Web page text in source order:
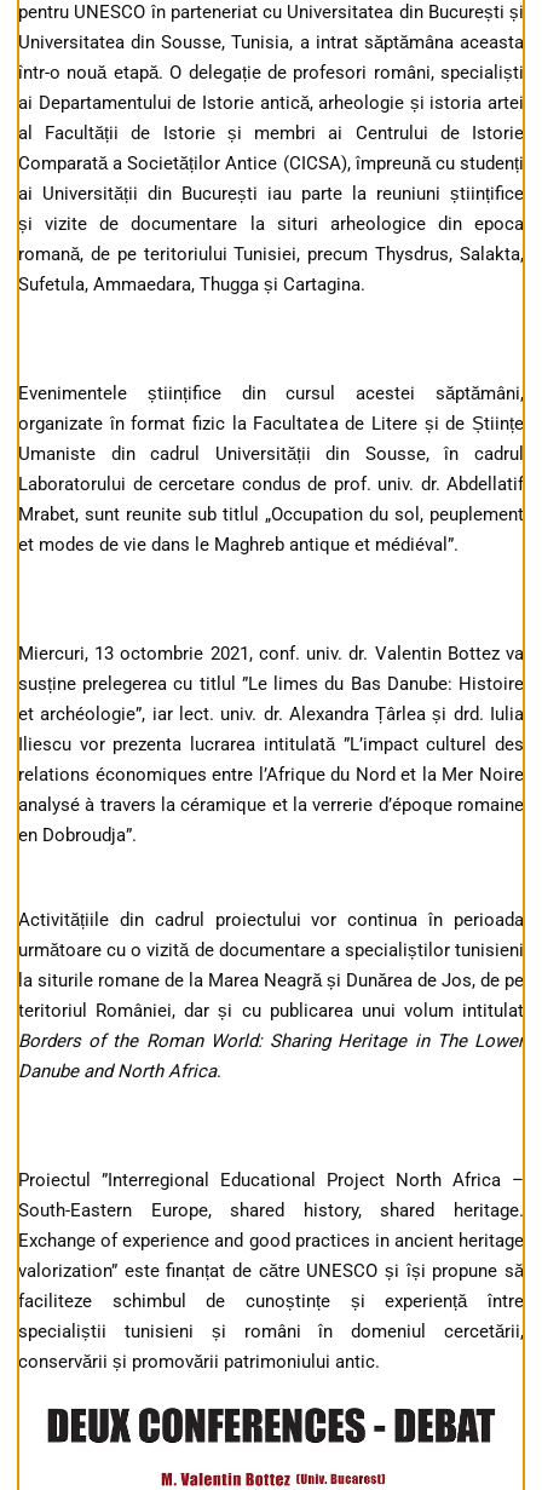
pentru UNESCO în parteneriat cu Universitatea din București și
Universitatea din Sousse, Tunisia, a intrat săptămâna aceasta
într-o nouă etapă. O delegație de profesori români, specialiști
ai Departamentului de Istorie antică, arheologie și istoria artei
al Facultății de Istorie și membri ai Centrului de Istorie
Comparată a Societăților Antice (CICSA), împreună cu studenți
ai Universității din București iau parte la reuniuni științifice
și vizite de documentare la situri arheologice din epoca
romană, de pe teritoriului Tunisiei, precum Thysdrus, Salakta,
Sufetula, Ammaedara, Thugga și Cartagina.
Evenimentele științifice din cursul acestei săptămâni,
organizate în format fizic la Facultatea de Litere și de Științe
Umaniste din cadrul Universității din Sousse, în cadrul
Laboratorului de cercetare condus de prof. univ. dr. Abdellatif
Mrabet, sunt reunite sub titlul „Occupation du sol, peuplement
et modes de vie dans le Maghreb antique et médiéval”.
Miercuri, 13 octombrie 2021, conf. univ. dr. Valentin Bottez va
susține prelegerea cu titlul ”Le limes du Bas Danube: Histoire
et archéologie”, iar lect. univ. dr. Alexandra Țârlea și drd. Iulia
Iliescu vor prezenta lucrarea intitulată ”L’impact culturel des
relations économiques entre l’Afrique du Nord et la Mer Noire
analysé à travers la céramique et la verrerie d’époque romaine
en Dobroudja”.
Activitățiile din cadrul proiectului vor continua în perioada
următoare cu o vizită de documentare a specialiștilor tunisieni
la siturile romane de la Marea Neagră și Dunărea de Jos, de pe
teritoriul României, dar și cu publicarea unui volum intitulat
Borders of the Roman World: Sharing Heritage in The Lower
Danube and North Africa.
Proiectul ”Interregional Educational Project North Africa –
South-Eastern Europe, shared history, shared heritage.
Exchange of experience and good practices in ancient heritage
valorization” este finanțat de către UNESCO și își propune să
faciliteze schimbul de cunoștințe și experiență între
specialiștii tunisieni și români în domeniul cercetării,
conservării și promovării patrimoniului antic.